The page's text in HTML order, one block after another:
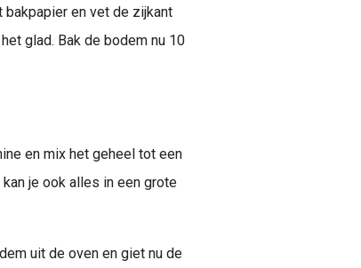
en vet de zijkant
glad. Bak de bodem nu 10
en mix het geheel tot een
je ook alles in een grote
uit de oven en giet nu de